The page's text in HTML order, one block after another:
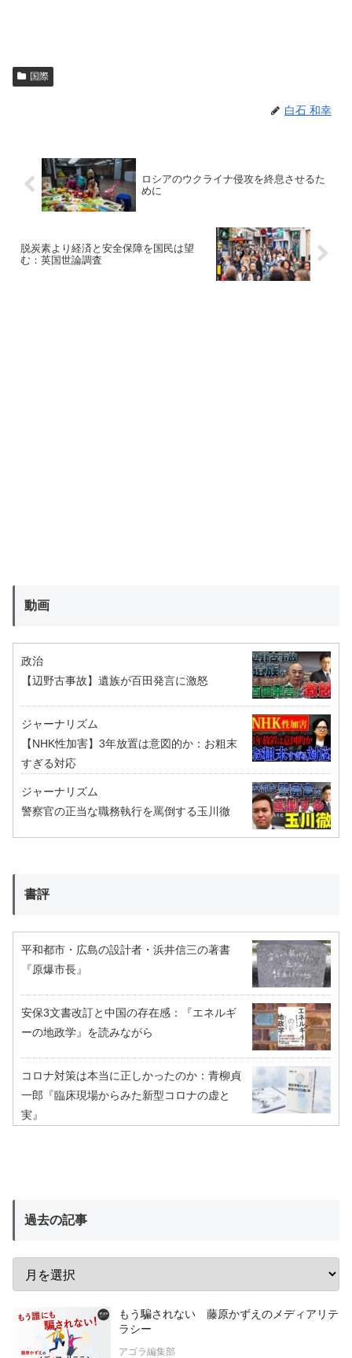
国際
白石 和幸
ロシアのウクライナ侵攻を終息させるた
めに
脱炭素より経済と安全保障を国民は望
む：英国世論調査
動画
政治
【辺野古事故】遺族が百田発言に激怒
ジャーナリズム
【NHK性加害】3年放置は意図的か：お粗末
すぎる対応
ジャーナリズム
警察官の正当な職務執行を罵倒する玉川徹
書評
平和都市・広島の設計者・浜井信三の著書
『原爆市長』
安保3文書改訂と中国の存在感：『エネルギ
ーの地政学』を読みながら
コロナ対策は本当に正しかったのか：青柳貞
一郎『臨床現場からみた新型コロナの虚と
実』
過去の記事
もう騙されない 藤原かずえのメディアリテ
ラシー
アゴラ編集部